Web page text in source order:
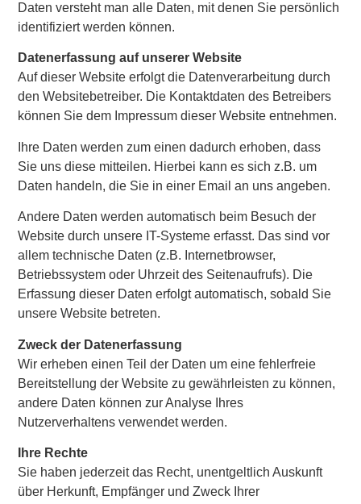
Daten versteht man alle Daten, mit denen Sie persönlich
identifiziert werden können.
Datenerfassung auf unserer Website
Auf dieser Website erfolgt die Datenverarbeitung durch
den Websitebetreiber. Die Kontaktdaten des Betreibers
können Sie dem Impressum dieser Website entnehmen.
Ihre Daten werden zum einen dadurch erhoben, dass
Sie uns diese mitteilen. Hierbei kann es sich z.B. um
Daten handeln, die Sie in einer Email an uns angeben.
Andere Daten werden automatisch beim Besuch der
Website durch unsere IT-Systeme erfasst. Das sind vor
allem technische Daten (z.B. Internetbrowser,
Betriebssystem oder Uhrzeit des Seitenaufrufs). Die
Erfassung dieser Daten erfolgt automatisch, sobald Sie
unsere Website betreten.
Zweck der Datenerfassung
Wir erheben einen Teil der Daten um eine fehlerfreie
Bereitstellung der Website zu gewährleisten zu können,
andere Daten können zur Analyse Ihres
Nutzerverhaltens verwendet werden.
Ihre Rechte
Sie haben jederzeit das Recht, unentgeltlich Auskunft
über Herkunft, Empfänger und Zweck Ihrer